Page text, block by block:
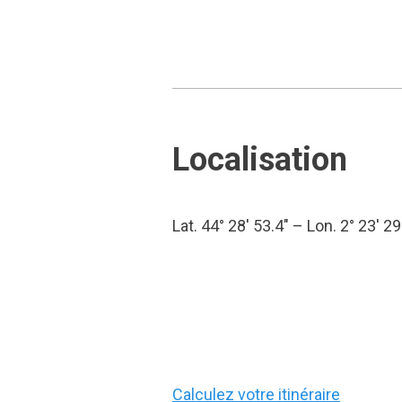
Localisation
Lat. 44° 28′ 53.4″ – Lon. 2° 23′
Calculez votre itinéraire